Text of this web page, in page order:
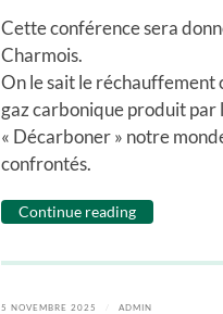
Cette conférence sera
Charmois.
On le sait le réchauffement
gaz carbonique produit par
« Décarboner » notre
confrontés.
Continue reading
5 NOVEMBRE 2025 ADMIN